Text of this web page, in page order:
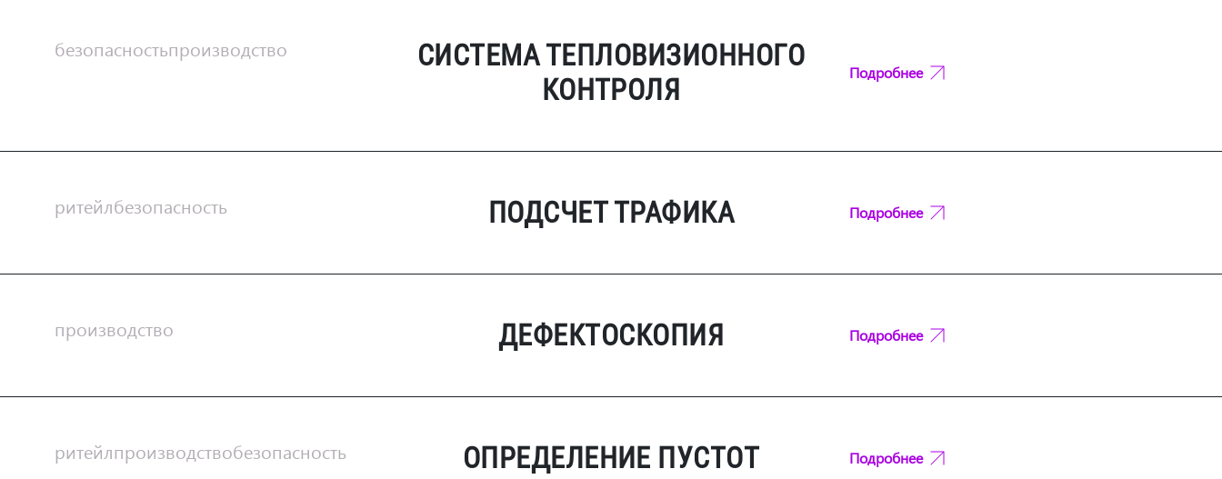
безопасностьпроизводство
СИСТЕМА ТЕПЛОВИЗИОННОГО
КОНТРОЛЯ
Подробнее
ритейлбезопасность ПОДСЧЕТ ТРАФИКА Подробнее
производство ДЕФЕКТОСКОПИЯ Подробнее
ритейлпроизводствобезопасность ОПРЕДЕЛЕНИЕ ПУСТОТ Подробнее